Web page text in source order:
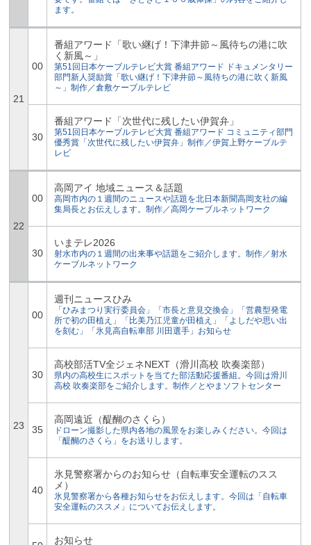
ます。
21
00
番組アワード「歌い継げ！下津井節～風待ちの港に吹
く新風～」
第51回日本ケーブルテレビ大賞 番組アワード ドキュメンタリー
部門新人奨励賞「歌い継げ！下津井節～風待ちの港に吹く新風
～」制作／倉敷ケーブルテレビ
30
番組アワード「次世代に残したい伊賀弁」
第51回日本ケーブルテレビ大賞 番組アワード コミュニティ部門
優秀賞「次世代に残したい伊賀弁」制作／伊賀上野ケーブルテ
レビ
22
00
高岡アイ 地域ニュース＆話題
高岡市内の１週間のニュースや話題を北日本新聞高岡支社の編
集局長とお伝えします。制作／高岡ケーブルネットワーク
30
いまテレ2026
射水市内の１週間の出来事や話題をご紹介します。制作／射水
ケーブルネットワーク
23
00
週刊ニュースひみ
「ひみまつり実行委員会」「市長と意見交換会」「営農型発電
所で初の田植え」「比美乃江児童が田植え」「よしだや思い出
を刻む」「氷見高自転車部 川田選手」お知らせ
30
高校部活TV全ジェネNEXT（滑川高校 吹奏楽部）
県内の高校生にスポットを当てた部活動応援番組。今回は滑川
高校 吹奏楽部をご紹介します。制作／とやまソフトセンター
35
高岡遠近（醍醐のさくら）
ドローン撮影した県内各地の風景をお楽しみください。今回は
「醍醐のさくら」をお送りします。
40
氷見警察署からのお知らせ（自転車安全運転のスス
メ）
氷見警察署から各種お知らせをお伝えします。今回は「自転車
安全運転のススメ」についてお伝えします。
お知らせ